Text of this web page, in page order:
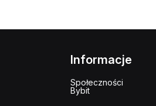
Informacje
Społeczności
Bybit